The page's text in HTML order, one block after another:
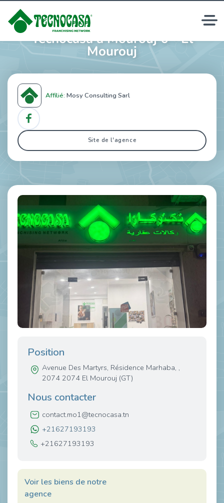
Agences immobilières
Tecnocasa à Mourouj 6 - El
Mourouj
Affilié: Mosy Consulting Sarl
Site de l'agence
Position
Avenue Des Martyrs, Résidence Marhaba, ,
2074 2074 El Mourouj (GT)
Nous contacter
contact.mo1@tecnocasa.tn
+21627193193
+21627193193
Voir les biens de notre
agence